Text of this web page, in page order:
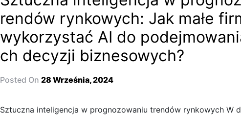
rendów rynkowych: Jak małe
wykorzystać AI do
ch decyzji biznesowych?
Posted On 28 Września, 2024
Sztuczna inteligencja w prognozowaniu trendów rynkowych W